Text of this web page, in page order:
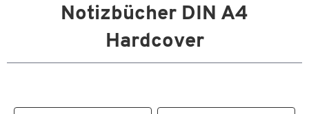
Notizbücher DIN A4
Hardcover